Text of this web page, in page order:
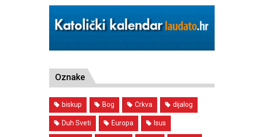
Oznake
biskup Bog Crkva dijalog
Duh Sveti Europa Isus